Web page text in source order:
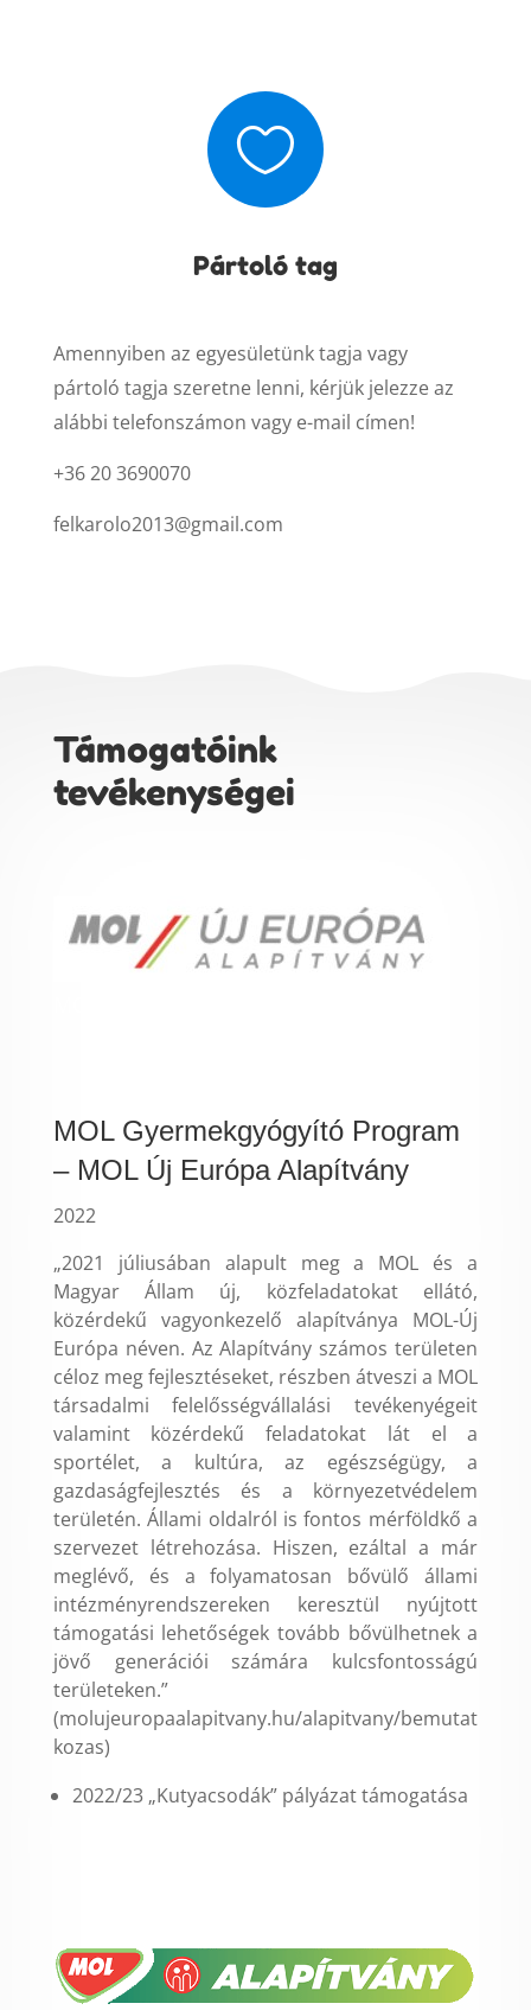

Pártoló tag
Amennyiben az egyesületünk tagja vagy
pártoló tagja szeretne lenni, kérjük jelezze az
alábbi telefonszámon vagy e-mail címen!
+36 20 3690070
felkarolo2013@gmail.com
Támogatóink
tevékenységei
MOL Gyermekgyógyító Program
– MOL Új Európa Alapítvány
2022
„2021 júliusában alapult meg a MOL és a
Magyar Állam új, közfeladatokat ellátó,
közérdekű vagyonkezelő alapítványa MOL-Új
Európa néven. Az Alapítvány számos területen
céloz meg fejlesztéseket, részben átveszi a MOL
társadalmi felelősségvállalási tevékenyégeit
valamint közérdekű feladatokat lát el a
sportélet, a kultúra, az egészségügy, a
gazdaságfejlesztés és a környezetvédelem
területén. Állami oldalról is fontos mérföldkő a
szervezet létrehozása. Hiszen, ezáltal a már
meglévő, és a folyamatosan bővülő állami
intézményrendszereken keresztül nyújtott
támogatási lehetőségek tovább bővülhetnek a
jövő generációi számára kulcsfontosságú
területeken.”
(molujeuropaalapitvany.hu/alapitvany/bemutat
kozas)
2022/23 „Kutyacsodák” pályázat támogatása